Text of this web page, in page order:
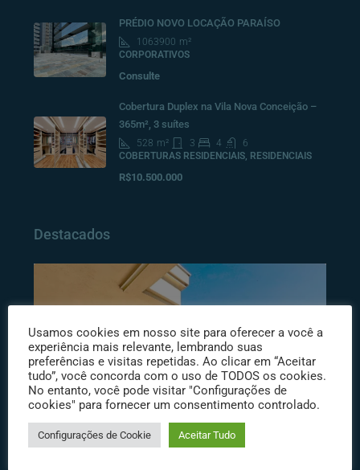
PRÉDIO NOVO LOCAÇÃO PARAÍSO
1063900 m²
CORPORATIVOS
Consulte
Cobertura Duplex na Vila Nova Conceição –
365m², 3 suítes
528 m² 3 4
6
COBERTURAS RESIDENCIAIS, RESIDENCIAIS
R$10.500.000
Destacados
Usamos cookies em nosso site para oferecer a você a
experiência mais relevante, lembrando suas
preferências e visitas repetidas. Ao clicar em “Aceitar
tudo”, você concorda com o uso de TODOS os cookies.
No entanto, você pode visitar "Configurações de
cookies" para fornecer um consentimento controlado.
Configurações de Cookie Aceitar Tudo